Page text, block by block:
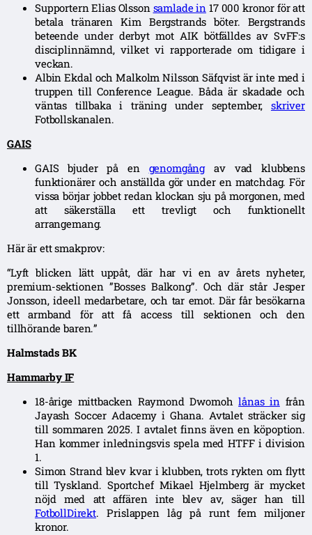
Supportern Elias Olsson samlade in 17 000 kronor för att
betala tränaren Kim Bergstrands böter. Bergstrands
beteende under derbyt mot AIK bötfälldes av SvFF:s
disciplinnämnd, vilket vi rapporterade om tidigare i
veckan.
Albin Ekdal och Malkolm Nilsson Säfqvist är inte med i
truppen till Conference League. Båda är skadade och
väntas tillbaka i träning under september,skriver
Fotbollskanalen.
GAIS
GAIS bjuder på en genomgångav vad klubbens
funktionärer och anställda gör under en matchdag. För
vissa börjar jobbet redan klockan sju på morgonen, med
att säkerställa ett trevligt och funktionellt
arrangemang.
Här är ett smakprov:
“Lyft blicken lätt uppåt, där har vi en av årets nyheter,
premium-sektionen ”Bosses Balkong”. Och där står Jesper
Jonsson, ideell medarbetare, och tar emot. Där får besökarna
ett armband för att få access till sektionen och den
tillhörande baren.”
Halmstads BK
Hammarby IF
18-årige mittbacken Raymond Dwomohlånas infrån
Jayash Soccer Adacemy i Ghana. Avtalet sträcker sig
till sommaren 2025. I avtalet finns även en köpoption.
Han kommer inledningsvis spela med HTFF i division
1.
Simon Strand blev kvar i klubben, trots rykten om flytt
till Tyskland. Sportchef Mikael Hjelmberg är mycket
nöjd med att affären inte blev av, säger han till
FotbollDirekt. Prislappen låg på runt fem miljoner
kronor.